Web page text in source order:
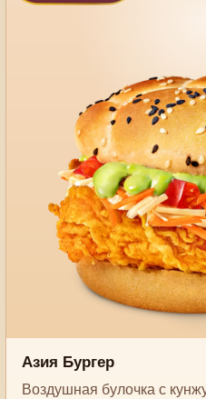
Азия Бургер
Воздушная булочка с